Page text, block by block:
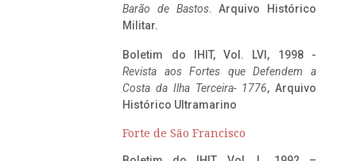
Barão de Bastos. Arquivo Histórico
Militar.
Boletim do IHIT, Vol. LVI, 1998 -
Revista aos Fortes que Defendem a
Costa da Ilha Terceira- 1776, Arquivo
Histórico Ultramarino
Forte de São Francisco